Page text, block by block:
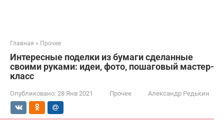
Главная » Прочее
Интересные поделки из бумаги сделанные
своими руками: идеи, фото, пошаговый мастер-
класс
Опубликовано: 28 Янв 2021 Прочее Александр Редькин